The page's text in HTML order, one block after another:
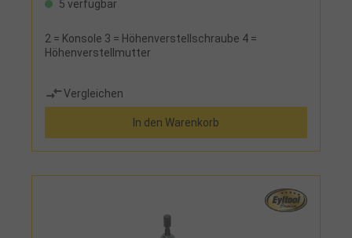
5 verfügbar
2 = Konsole 3 = Höhenverstellschraube 4 =
Höhenverstellmutter
Vergleichen
In den Warenkorb